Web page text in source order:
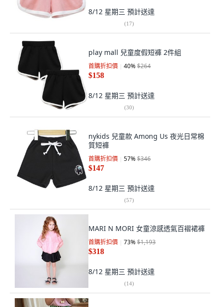
8/12 星期三 預計送達
(17)
play mall 兒童度假短褲 2件組
首購折扣價 40%$264
$158
8/12 星期三 預計送達
(30)
nykids 兒童款 Among Us 夜光日常棉
質短褲
首購折扣價 57%$346
$147
8/12 星期三 預計送達
(57)
MARI N MORI 女童涼感透氣百褶裙褲
首購折扣價 73%$1,193
$318
8/12 星期三 預計送達
(14)